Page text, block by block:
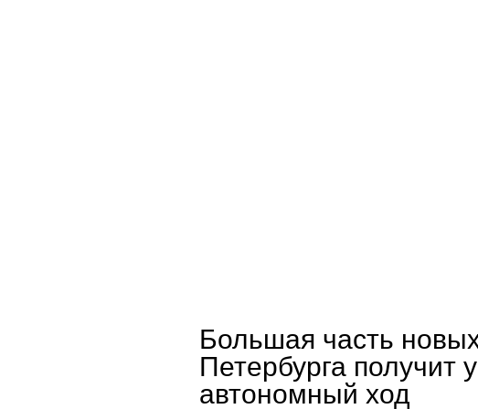
Большая часть
Петербурга получит
автономный ход